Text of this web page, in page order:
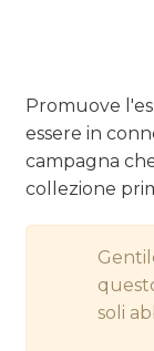
RADIO / AUDIO
TV
Promuove
essere in
campagna
collezione
soli